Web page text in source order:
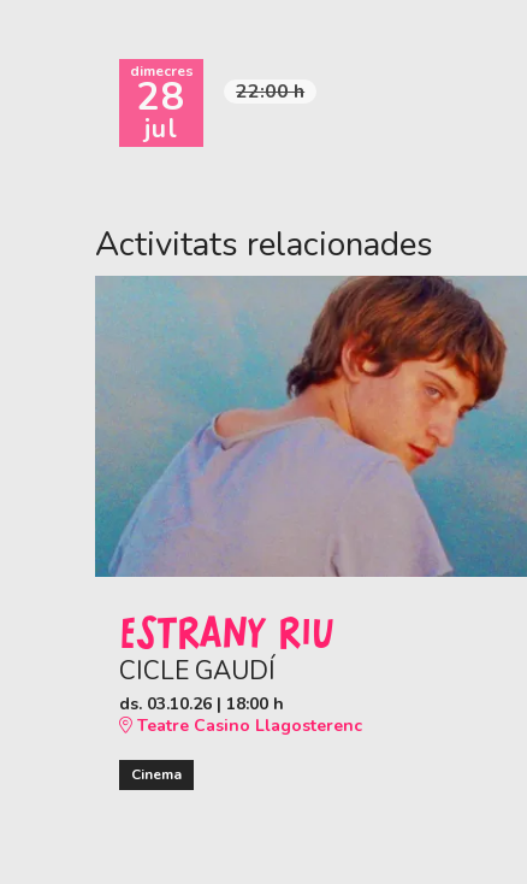
dimecres
28
jul
22:00 h
Activitats relacionades
ESTRANY RIU
CICLE GAUDÍ
ds. 03.10.26 | 18:00 h
Teatre Casino Llagosterenc
Cinema